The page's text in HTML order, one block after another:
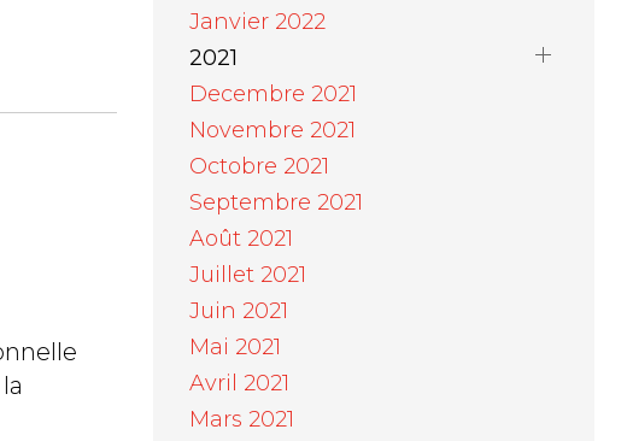
Janvier 2022
2021
Decembre 2021
Novembre 2021
Octobre 2021
Septembre 2021
Août 2021
Juillet 2021
Juin 2021
Mai 2021
Avril 2021
Mars 2021